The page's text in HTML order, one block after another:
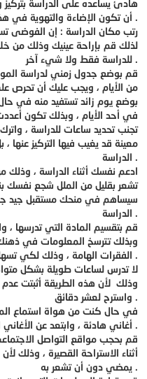
هادئ يساعده على الدراسة
أن تكون الإضاءة والتهوية في هذا المكان جيدة .
رتب مكان الدراسة : إن الفوضى
لذلك قم بإراحة عينيك وذلك من
للدراسة فقط ولا شيء آخر .
قم بوضع جدول زمني لدراسة
من الأيام ، ويجب عليك أن تحرص
بوضع يوم زائد تستفيد منه في
في أحد الأيام ، وبذلك تكون
تجنب تحديد ساعات للدراسة ،
معينة قد يغيب فيها التركيز
الدراسة .
ادعم نفسك أثناء الدراسة ، وذلك
تشعر بقليل من الملل شجع نفسك
سيساهم في منحك مستقبل جيد
الدراسة .
قم بتقسيم المادة التي تدرسها ،
وبذلك تترسخ المعلومات في ذهنك
الفقرات الهامة ، وذلك لكي تسهل مهمة العودة إليها أثناء المراجعة .
لا تدرس لساعات طويلة بشكل
وذلك لأن هذه الطريقة أثبتت
واسترح لعشر دقائق .
في حال كنت من هواة استماع
أغاني هادئة ، وابتعد عن الأغاني الصاخبة .
قم بحجب مواقع التواصل
أثناء الاستراحة القصيرة ، وذلك
يمضي دون أن تشعر به .